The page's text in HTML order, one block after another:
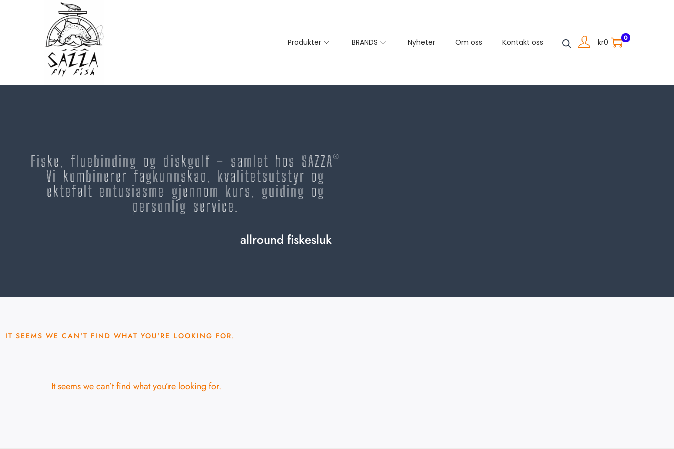
Produkter BRANDS Nyheter Om oss Kontakt oss kr0 0
Fiske, fluebinding og diskgolf – samlet hos SAZZA®
Vi kombinerer fagkunnskap, kvalitetsutstyr og
ektefølt entusiasme gjennom kurs, guiding og
personlig service.
allround fiskesluk
IT SEEMS WE CAN'T FIND WHAT YOU'RE LOOKING FOR.
It seems we can’t find what you’re looking for.